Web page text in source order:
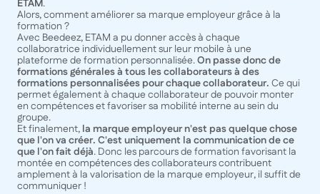
ETAM.
Alors, comment améliorer sa marque employeur grâce à la
formation ?
Avec Beedeez, ETAM a pu donner accès à chaque
collaboratrice individuellement sur leur mobile à une
plateforme de formation personnalisée.On passe donc de
formations générales à tous les collaborateurs à des
formations personnalisées pour chaque collaborateur. Ce qui
permet également à chaque collaborateur de pouvoir monter
en compétences et favoriser sa mobilité interne au sein du
groupe.
Et finalement, la marque employeur n'est pas quelque chose
que l'on va créer. C'est uniquement la communication de ce
que l'on fait déjà. Donc les parcours de formation favorisant la
montée en compétences des collaborateurs contribuent
amplement à la valorisation de la marque employeur, il suffit de
communiquer !